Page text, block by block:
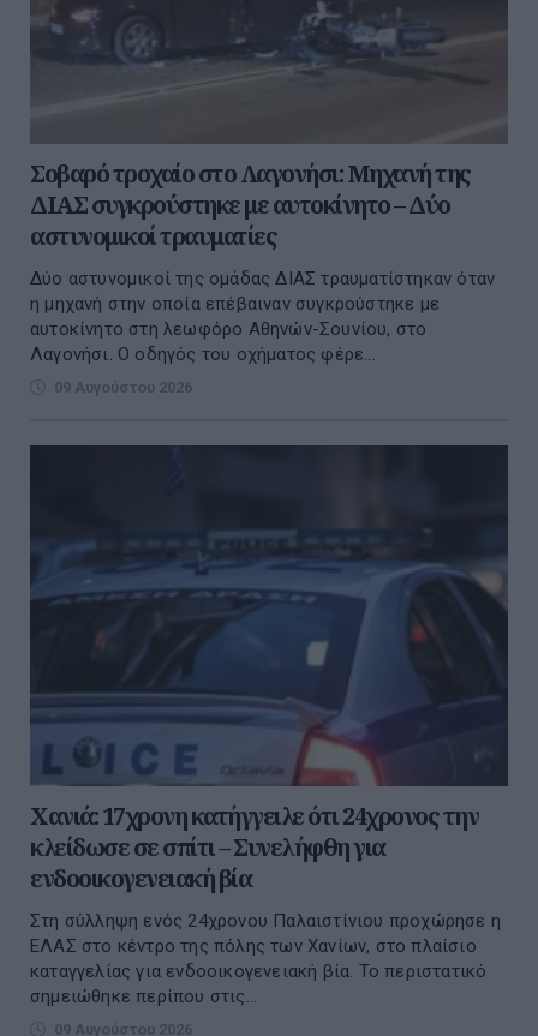
Σοβαρό τροχαίο στο Λαγονήσι: Μηχανή της
ΔΙΑΣ συγκρούστηκε με αυτοκίνητο – Δύο
αστυνομικοί τραυματίες
Δύο αστυνομικοί της ομάδας ΔΙΑΣ τραυματίστηκαν όταν
η μηχανή στην οποία επέβαιναν συγκρούστηκε με
αυτοκίνητο στη λεωφόρο Αθηνών-Σουνίου, στο
Λαγονήσι. Ο οδηγός του οχήματος φέρε...
09 Αυγούστου 2026
Χανιά: 17χρονη κατήγγειλε ότι 24χρονος την
κλείδωσε σε σπίτι – Συνελήφθη για
ενδοοικογενειακή βία
Στη σύλληψη ενός 24χρονου Παλαιστίνιου προχώρησε η
ΕΛΑΣ στο κέντρο της πόλης των Χανίων, στο πλαίσιο
καταγγελίας για ενδοοικογενειακή βία. Το περιστατικό
σημειώθηκε περίπου στις...
09 Αυγούστου 2026